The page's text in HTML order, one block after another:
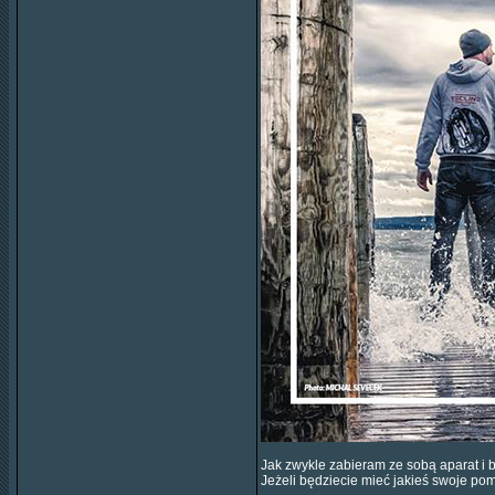
Jak zwykle zabieram ze sobą aparat i
Jeżeli będziecie mieć jakieś swoje